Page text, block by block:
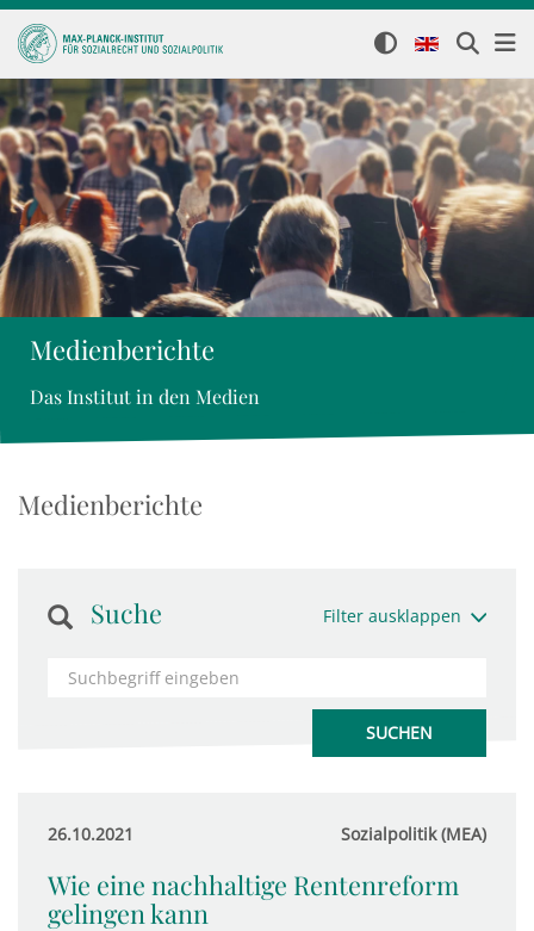
Medienberichte
Das Institut in den Medien
Medienberichte
Suche Filter ausklappen
26.10.2021 Sozialpolitik (MEA)
Wie eine nachhaltige Rentenreform
gelingen kann